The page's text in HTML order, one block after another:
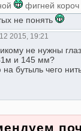
фигней
не понять
2015, 19:21
не нужны
и 145 мм?
бутыль чего